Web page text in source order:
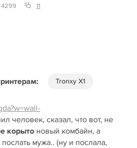
4299 11
Tronxy X1
человек, сказал, что вот, не
корыто новый комбайн, а
мужа.. (ну и послала,